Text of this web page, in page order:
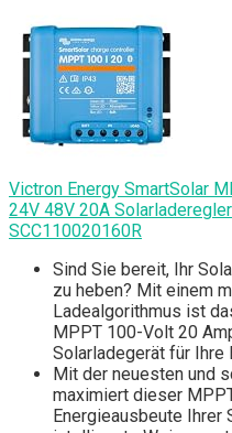
Victron Energy SmartSolar
24V 48V 20A
SCC110020160R
Sind Sie bereit, Ihr
zu heben? Mit einem
Ladealgorithmus ist
MPPT 100-Volt 20
Solarladegerät für Ihre
Mit der neuesten und
maximiert dieser
Energieausbeute Ihrer